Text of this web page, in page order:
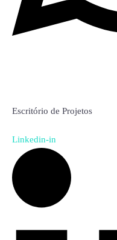
Escritório de Projetos
Linkedin-in